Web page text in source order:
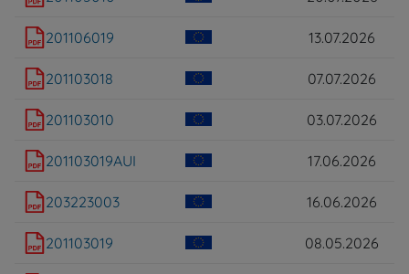
201106019 13.07.2026
201103018 07.07.2026
201103010 03.07.2026
201103019AUI 17.06.2026
203223003 16.06.2026
201103019 08.05.2026